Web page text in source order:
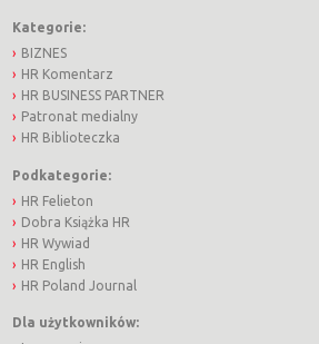
Kategorie:
BIZNES
HR Komentarz
HR BUSINESS PARTNER
Patronat medialny
HR Biblioteczka
Podkategorie:
HR Felieton
Dobra Książka HR
HR Wywiad
HR English
HR Poland Journal
Dla użytkowników: